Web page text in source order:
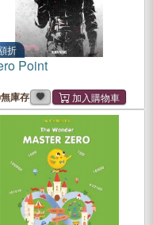
折
Point
無庫存